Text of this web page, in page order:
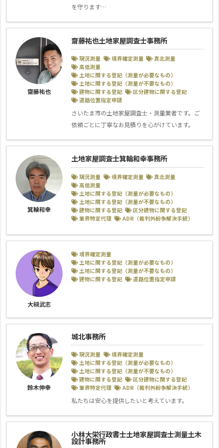
を守ります…
齋藤祐也
齋藤祐也土地家屋調査士事務所
現況測量 境界確定測量
真北測量
高低測量
土地に関する登記（測量が必要なもの）
土地に関する登記（測量が不要なもの）
建物に関する登記
区分建物に関する登記
道路位置指定申請
さいたま市の土地家屋調査士・測量業者です。ご
依頼ごとに丁寧なお見積りを心がけています。
箕輪和幸
土地家屋調査士箕輪和幸事務所
現況測量 境界確定測量
真北測量
高低測量
土地に関する登記（測量が必要なもの）
土地に関する登記（測量が不要なもの）
建物に関する登記
区分建物に関する登記
筆界特定代理
ADR（裁判外紛争解決手続）
大槻武志
境界確定測量
土地に関する登記（測量が必要なもの）
土地に関する登記（測量が不要なもの）
建物に関する登記
道路位置指定申請
鈴木伸幸
城北事務所
現況測量
境界確定測量
土地に関する登記（測量が必要なもの）
土地に関する登記（測量が不要なもの）
建物に関する登記
区分建物に関する登記
筆界特定代理
ADR（裁判外紛争解決手続）
私たちは安心を提供したいと考えています。
小林大栄行政書士土地家屋調査士測量土木
設計事務所